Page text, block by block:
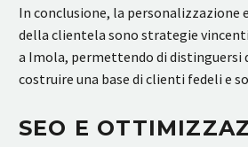
In conclusione, la personalizzazione
della clientela sono strategie
a Imola, permettendo di distinguersi
costruire una base di clienti fedeli e
SEO E